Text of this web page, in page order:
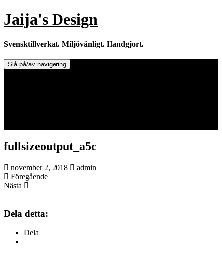
Hoppa
till
Jaija's Design
Svensktillverkat. Miljövänligt. Handgjort.
Slå på/av navigering
fullsizeoutput_a5c
november 2, 2018
admin
Föregående
Nästa
Dela detta:
Dela